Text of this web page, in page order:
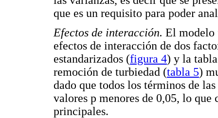
que es un requisito para poder
Efectos de interacción. El modelo
efectos de interacción de dos
estandarizados (figura 4) y la
remoción de turbiedad (tabla 5)
dado que todos los términos de
valores p menores de 0,05, lo
principales.